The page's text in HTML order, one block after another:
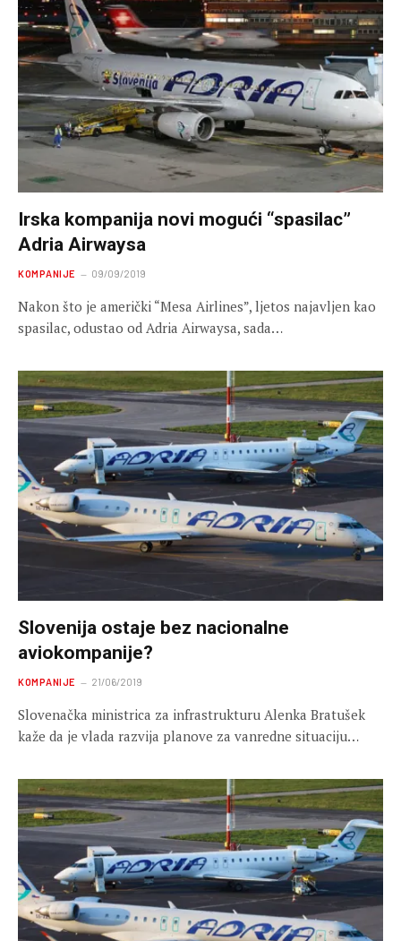
Irska kompanija novi mogući “spasilac”
Adria Airwaysa
KOMPANIJE 09/09/2019
Nakon što je američki “Mesa Airlines”, ljetos najavljen kao
spasilac, odustao od Adria Airwaysa, sada…
Slovenija ostaje bez nacionalne
aviokompanije?
KOMPANIJE 21/06/2019
Slovenačka ministrica za infrastrukturu Alenka Bratušek
kaže da je vlada razvija planove za vanredne situaciju…